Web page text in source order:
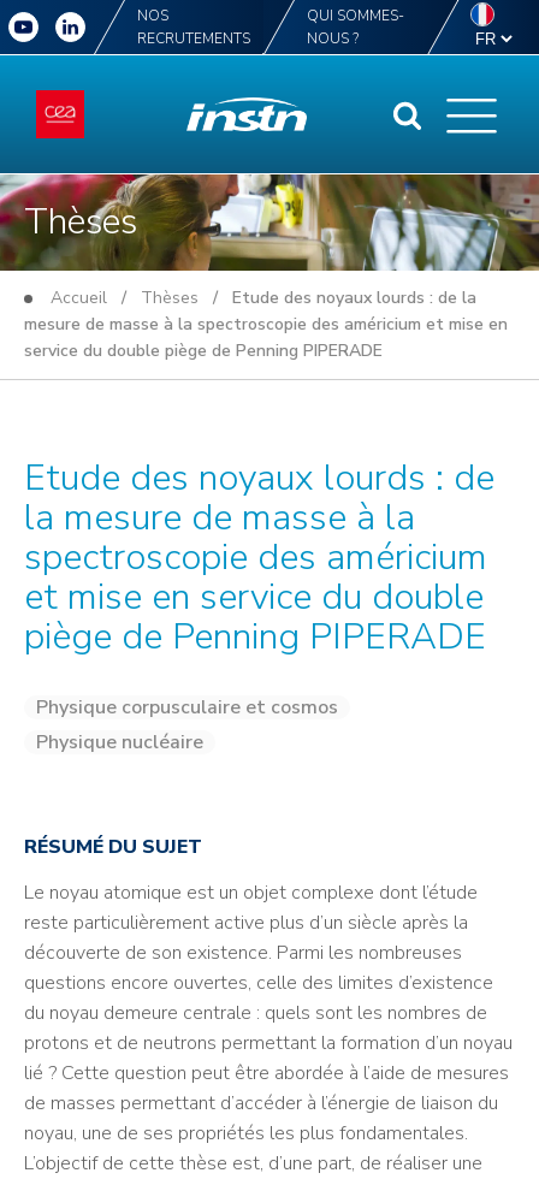
NOS
RECRUTEMENTS
QUI SOMMES-
NOUS ?
Thèses
Accueil / Thèses / Etude des noyaux lourds : de la
mesure de masse à la spectroscopie des américium et mise en
service du double piège de Penning PIPERADE
Etude des noyaux lourds : de
la mesure de masse à la
spectroscopie des américium
et mise en service du double
piège de Penning PIPERADE
Physique corpusculaire et cosmos
Physique nucléaire
RÉSUMÉ DU SUJET
Le noyau atomique est un objet complexe dont l’étude
reste particulièrement active plus d’un siècle après la
découverte de son existence. Parmi les nombreuses
questions encore ouvertes, celle des limites d’existence
du noyau demeure centrale : quels sont les nombres de
protons et de neutrons permettant la formation d’un noyau
lié ? Cette question peut être abordée à l’aide de mesures
de masses permettant d’accéder à l’énergie de liaison du
noyau, une de ses propriétés les plus fondamentales.
L’objectif de cette thèse est, d’une part, de réaliser une